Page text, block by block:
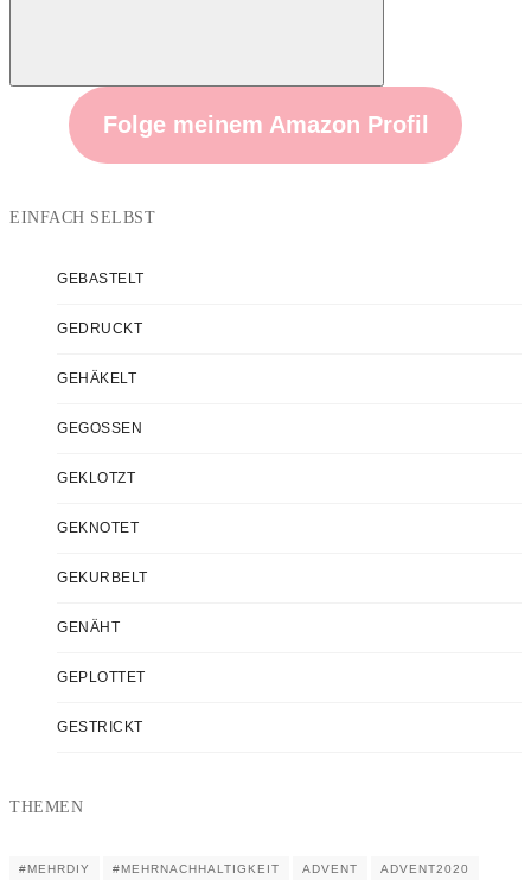
Folge meinem Amazon Profil
EINFACH SELBST
GEBASTELT
GEDRUCKT
GEHÄKELT
GEGOSSEN
GEKLOTZT
GEKNOTET
GEKURBELT
GENÄHT
GEPLOTTET
GESTRICKT
THEMEN
#MEHRDIY #MEHRNACHHALTIGKEIT ADVENT ADVENT2020